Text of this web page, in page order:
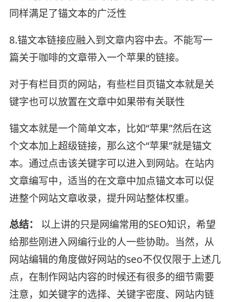
同样满足了锚文本的广泛性
8.锚文本链接应融入到文章内容中去。不能写一
篇关于咖啡的文章带入一个苹果的链接。
对于有栏目页的网站，有些栏目页锚文本就是关
键字也可以放置在文章中如果带有关联性
锚文本就是一个简单文本，比如“苹果”然后在这
个文本加上超级链接，那么这个“苹果”就是锚文
本。通过点击该关键字可以进入到网站。在站内
文章编写中，适当的在文章中加点锚文本可以促
进整个网站文章收录，提升网站整体权重。
总结：
以上讲的只是网编常用的SEO知识，希望
给那些刚进入网编行业的人一些协助。当然，从
网站编辑的角度做好网站的seo不仅仅限于上述几
点，在制作网站内容的时候还有很多的细节需要
注意，如关键字的选择、关键字密度、网站内链